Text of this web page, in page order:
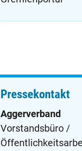
Pressekontakt
Aggerverband
Vorstandsbüro /